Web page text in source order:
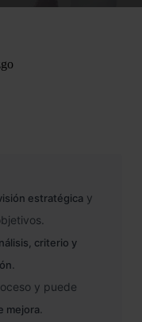
estratégica y
criterio y
y puede
mejora